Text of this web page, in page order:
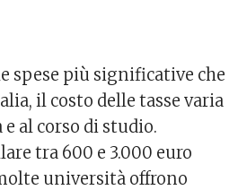
spese più significative che
il costo delle tasse varia
al corso di studio.
tra 600 e 3.000 euro
università offrono